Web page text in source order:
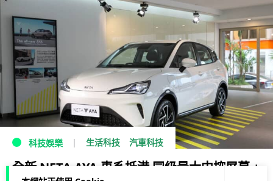
科技娛樂 生活科技 汽車科技
全新 NETA AYA 車系抵港 同級最大中控屏幕 +